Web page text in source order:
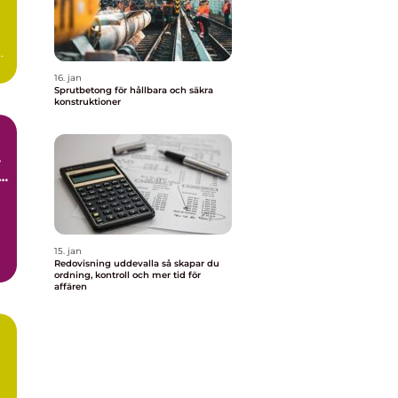
16. jan
Sprutbetong för hållbara och säkra
konstruktioner
15. jan
Redovisning uddevalla så skapar du
ordning, kontroll och mer tid för
affären